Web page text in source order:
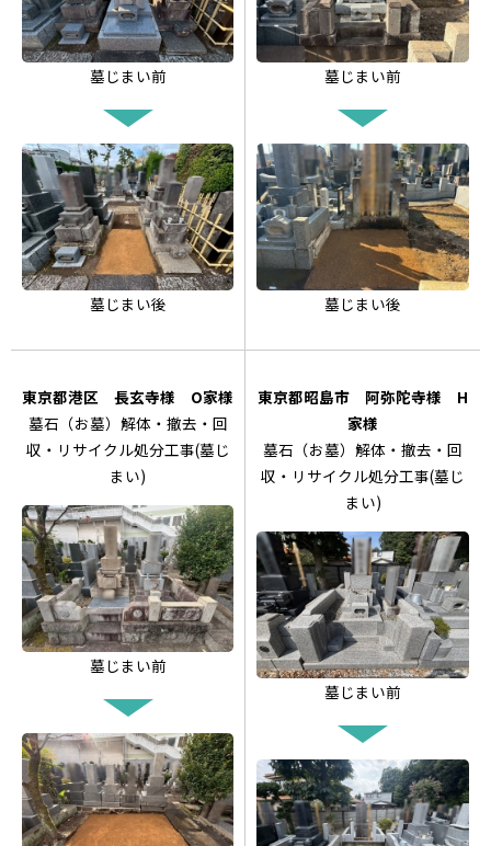
墓じまい前
墓じまい後
墓じまい前
墓じまい後
東京都港区 長玄寺様 O家様
墓石（お墓）解体・撤去・回
収・リサイクル処分工事(墓じ
まい)
墓じまい前
東京都昭島市 阿弥陀寺様 H
家様
墓石（お墓）解体・撤去・回
収・リサイクル処分工事(墓じ
まい)
墓じまい前